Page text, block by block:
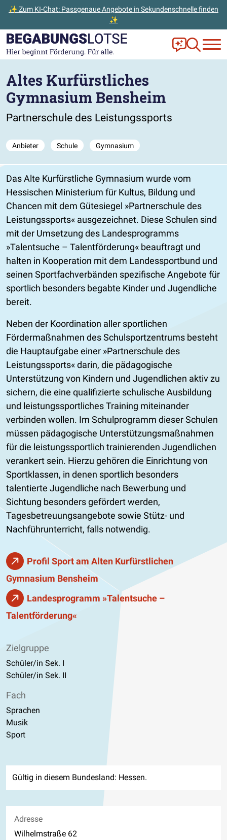
✨ Zum KI-Chat: Passgenaue Angebote in Sekundenschnelle finden
✨
Zum Hauptinhalt der Seite springen
Zur Startseite gehen Frag Ella!
Zur
Altes Kurfürstliches
Gymnasium Bensheim
Partnerschule des Leistungssports
Anbieter Schule Gymnasium
Das Alte Kurfürstliche Gymnasium wurde vom
Hessischen Ministerium für Kultus, Bildung und
Chancen mit dem Gütesiegel »Partnerschule des
Leistungssports« ausgezeichnet. Diese Schulen sind
mit der Umsetzung des Landesprogramms
»Talentsuche – Talentförderung« beauftragt und
halten in Kooperation mit dem Landessportbund und
seinen Sportfachverbänden spezifische Angebote für
sportlich besonders begabte Kinder und Jugendliche
bereit.
Neben der Koordination aller sportlichen
Fördermaßnahmen des Schulsportzentrums besteht
die Hauptaufgabe einer »Partnerschule des
Leistungssports« darin, die pädagogische
Unterstützung von Kindern und Jugendlichen aktiv zu
sichern, die eine qualifizierte schulische Ausbildung
und leistungssportliches Training miteinander
verbinden wollen. Im Schulprogramm dieser Schulen
müssen pädagogische Unterstützungsmaßnahmen
für die leistungssportlich trainierenden Jugendlichen
verankert sein. Hierzu gehören die Einrichtung von
Sportklassen, in denen sportlich besonders
talentierte Jugendliche nach Bewerbung und
Sichtung besonders gefördert werden,
Tagesbetreuungsangebote sowie Stütz- und
Nachführunterricht, falls notwendig.
Profil Sport am Alten Kurfürstlichen
Gymnasium Bensheim
Landesprogramm »Talentsuche –
Talentförderung«
Zielgruppe
Schüler/in Sek. I
Schüler/in Sek. II
Fach
Sprachen
Musik
Sport
Gültig in diesem Bundesland: Hessen.
Adresse
Wilhelmstraße 62